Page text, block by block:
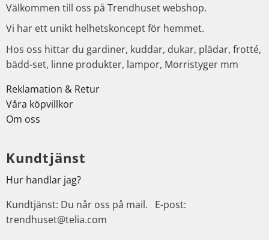
Välkommen till oss på Trendhuset webshop.
Vi har ett unikt helhetskoncept för hemmet.
Hos oss hittar du gardiner, kuddar, dukar, plädar, frotté,
bädd-set, linne produkter, lampor, Morristyger mm
Reklamation & Retur
Våra köpvillkor
Om oss
Kundtjänst
Hur handlar jag?
Kundtjänst: Du når oss på mail. E-post:
trendhuset@telia.com